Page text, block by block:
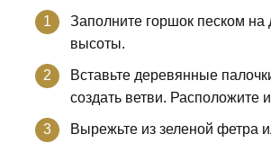
Заполните горшок песком на
высоты.
Вставьте деревянные
создать ветви. Расположите
Вырежьте из зеленой фетра